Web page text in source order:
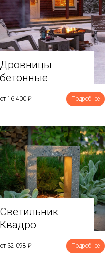
Дровницы
бетонные
от 16 400 ₽ Подробнее
Светильник
Квадро
от 32 098 ₽ Подробнее